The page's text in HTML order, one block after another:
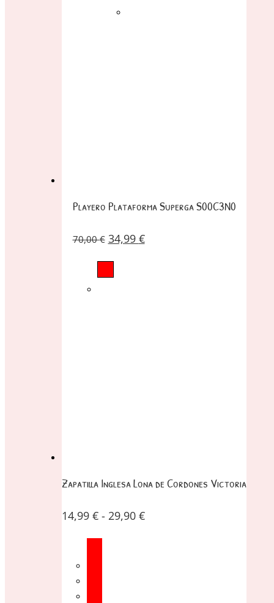
Playero Plataforma Superga S00C3N0
70,00€ 34,99 €
Zapatilla Inglesa Lona de Cordones Victoria
14,99 € - 29,90 €